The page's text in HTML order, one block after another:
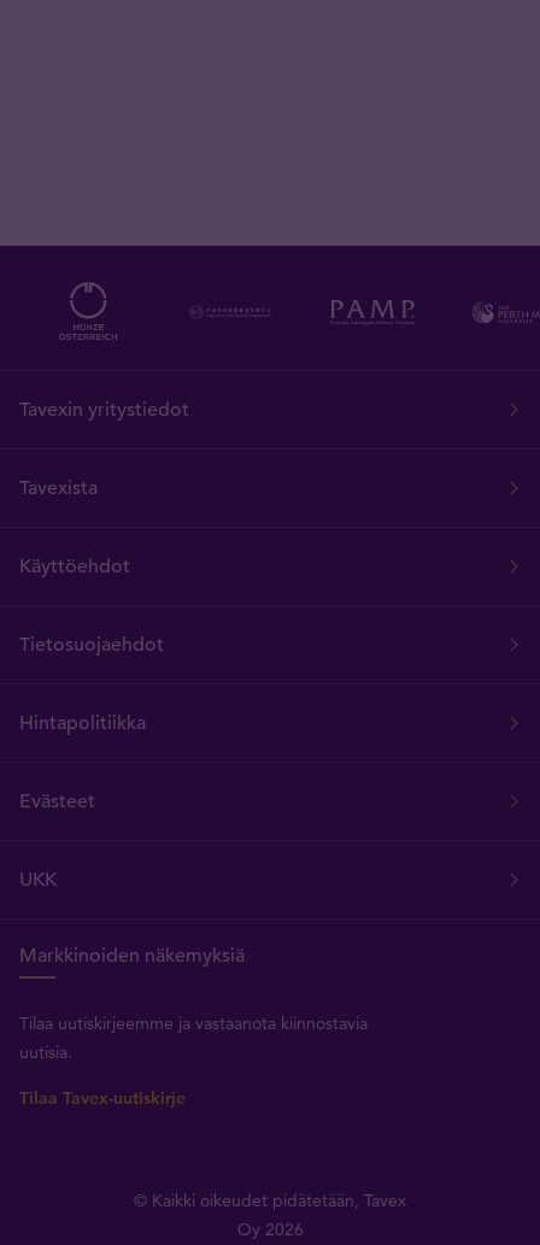
Tavexin yritystiedot
Tavexista
Käyttöehdot
Tietosuojaehdot
Hintapolitiikka
Evästeet
UKK
Markkinoiden näkemyksiä
Tilaa uutiskirjeemme ja vastaanota kiinnostavia
uutisia.
Tilaa Tavex-uutiskirje
© Kaikki oikeudet pidätetään, Tavex
Oy 2026